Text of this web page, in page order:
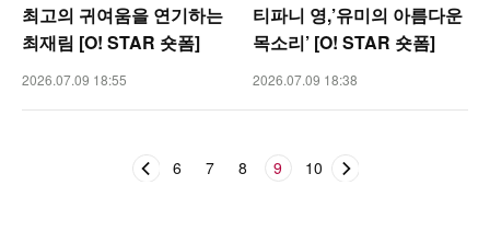
최고의 귀여움을 연기하는
최재림 [O! STAR 숏폼]
2026.07.09 18:55
티파니 영,’유미의 아름다운
목소리’ [O! STAR 숏폼]
2026.07.09 18:38
6 7 8 9 10